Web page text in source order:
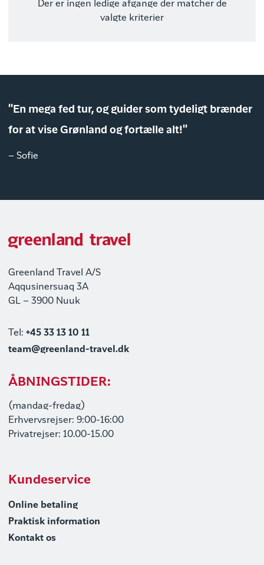
Der er ingen ledige afgange der matcher de
valgte kriterier
"En mega fed tur, og guider som tydeligt brænder
for at vise Grønland og fortælle alt!"
– Sofie
Greenland Travel A/S
Aqqusinersuaq 3A
GL – 3900 Nuuk
Tel: +45 33 13 10 11
team@greenland-travel.dk
ÅBNINGSTIDER:
(mandag-fredag)
Erhvervsrejser: 9:00-16:00
Privatrejser: 10.00-15.00
Kundeservice
Online betaling
Praktisk information
Kontakt os